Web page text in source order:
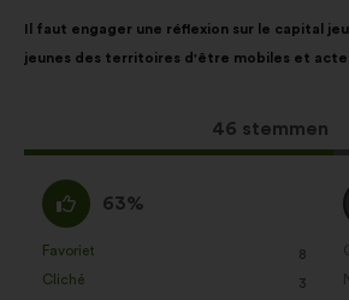
van
het
Il faut engager une réflexion sur le capital
jeunes des territoires d'être mobiles et
Dit
voorstel
46 stemmen
de
volgende
Mee
eens
:
63%
Favoriet
: 8
keer
Cliché
: 3
keer
:
:
: